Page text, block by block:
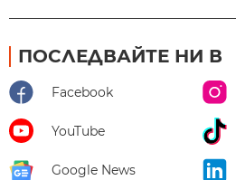
ПОСЛЕДВАЙТЕ НИ В
Facebook
YouTube
Google News